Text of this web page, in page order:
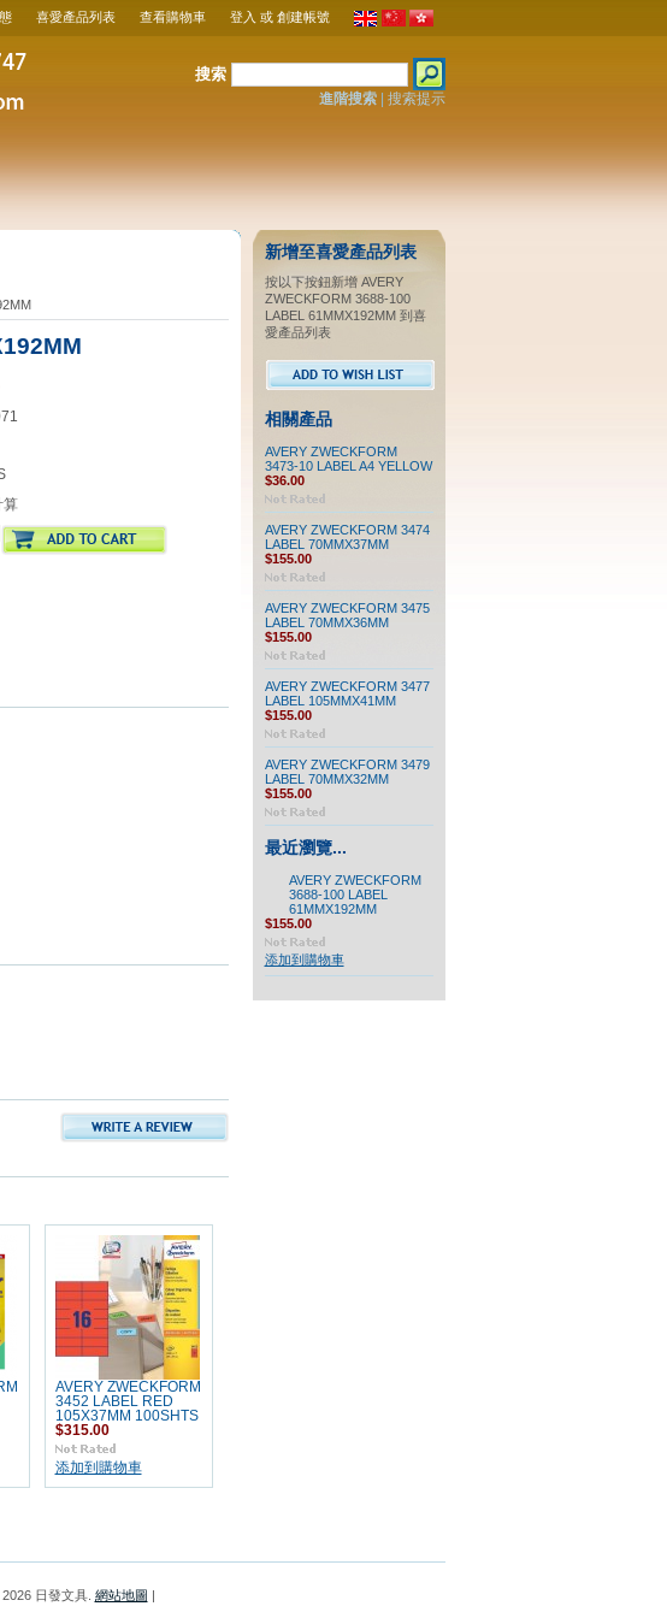
喜愛產品列表 查看購物車 登入 或 創建帳號
搜索
進階搜索| 搜索提示
算
AVERY ZWECKFORM
3452 LABEL RED
105X37MM 100SHTS
$315.00
添加到購物車
新增至喜愛產品列表
按以下按鈕新增 AVERY
ZWECKFORM 3688-100
LABEL 61MMX192MM 到喜
愛產品列表
相關產品
AVERY ZWECKFORM
3473-10 LABEL A4 YELLOW
$36.00
AVERY ZWECKFORM 3474
LABEL 70MMX37MM
$155.00
AVERY ZWECKFORM 3475
LABEL 70MMX36MM
$155.00
AVERY ZWECKFORM 3477
LABEL 105MMX41MM
$155.00
AVERY ZWECKFORM 3479
LABEL 70MMX32MM
$155.00
最近瀏覽...
AVERY ZWECKFORM
3688-100 LABEL
61MMX192MM
$155.00
添加到購物車
日發文具. 網站地圖 |